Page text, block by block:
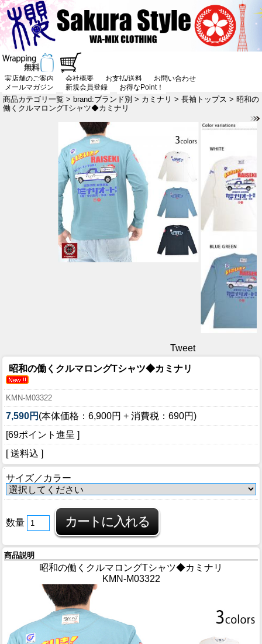
実店舗のご案内 会社概要 お支払/送料
お問い合わせ
メールマガジン
新規会員登録 お得なPoint！
商品カテゴリ一覧 > brand:ブランド別 > カミナリ > 長袖トップス > 昭和の
働くクルマロングTシャツ◆カミナリ
Tweet
昭和の働くクルマロングTシャツ◆カミナリ
KMN-M03322
7,590円 (本体価格：6,900円 + 消費税：690円)
[69ポイント進呈 ]
[ 送料込 ]
サイズ／カラー
数量
商品説明
昭和の働くクルマロングTシャツ◆カミナリ
KMN-M03322